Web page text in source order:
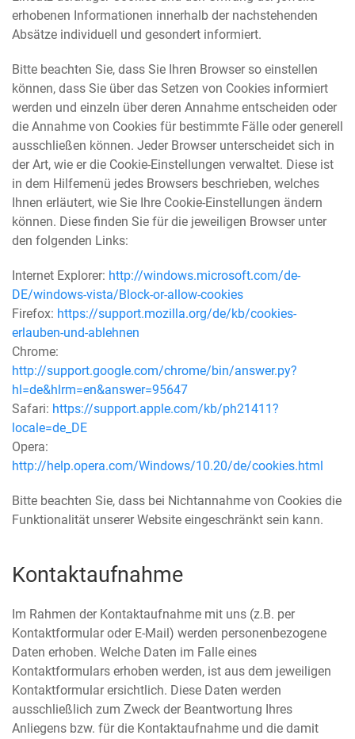
erhobenen Informationen innerhalb der nachstehenden
Absätze individuell und gesondert informiert.
Bitte beachten Sie, dass Sie Ihren Browser so einstellen
können, dass Sie über das Setzen von Cookies informiert
werden und einzeln über deren Annahme entscheiden oder
die Annahme von Cookies für bestimmte Fälle oder generell
ausschließen können. Jeder Browser unterscheidet sich in
der Art, wie er die Cookie-Einstellungen verwaltet. Diese ist
in dem Hilfemenü jedes Browsers beschrieben, welches
Ihnen erläutert, wie Sie Ihre Cookie-Einstellungen ändern
können. Diese finden Sie für die jeweiligen Browser unter
den folgenden Links:
Internet Explorer: http://windows.microsoft.com/de-
DE/windows-vista/Block-or-allow-cookies
Firefox: https://support.mozilla.org/de/kb/cookies-
erlauben-und-ablehnen
Chrome:
http://support.google.com/chrome/bin/answer.py?
hl=de&hlrm=en&answer=95647
Safari: https://support.apple.com/kb/ph21411?
locale=de_DE
Opera:
http://help.opera.com/Windows/10.20/de/cookies.html
Bitte beachten Sie, dass bei Nichtannahme von Cookies die
Funktionalität unserer Website eingeschränkt sein kann.
Kontaktaufnahme
Im Rahmen der Kontaktaufnahme mit uns (z.B. per
Kontaktformular oder E-Mail) werden personenbezogene
Daten erhoben. Welche Daten im Falle eines
Kontaktformulars erhoben werden, ist aus dem jeweiligen
Kontaktformular ersichtlich. Diese Daten werden
ausschließlich zum Zweck der Beantwortung Ihres
Anliegens bzw. für die Kontaktaufnahme und die damit